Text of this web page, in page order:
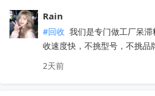
Rain
#回收 我们是专门做工厂呆
收速度快，不挑型号，不挑
2天前